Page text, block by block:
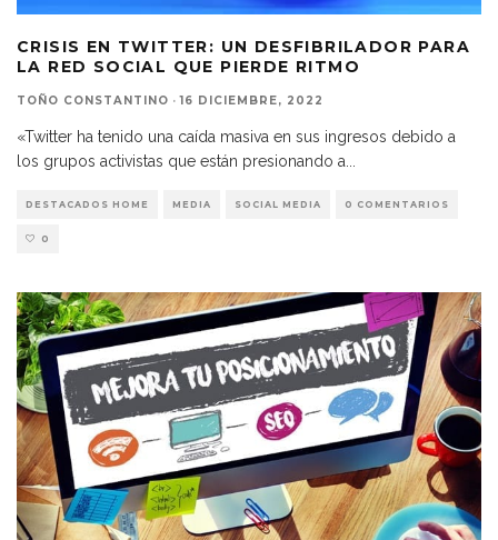
CRISIS EN TWITTER: UN DESFIBRILADOR PARA
LA RED SOCIAL QUE PIERDE RITMO
TOÑO CONSTANTINO · 16 DICIEMBRE, 2022
«Twitter ha tenido una caída masiva en sus ingresos debido a
los grupos activistas que están presionando a
DESTACADOS HOME MEDIA SOCIAL MEDIA 0 COMENTARIOS
0